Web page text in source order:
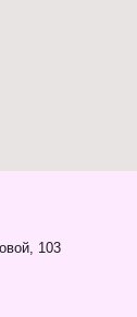
103